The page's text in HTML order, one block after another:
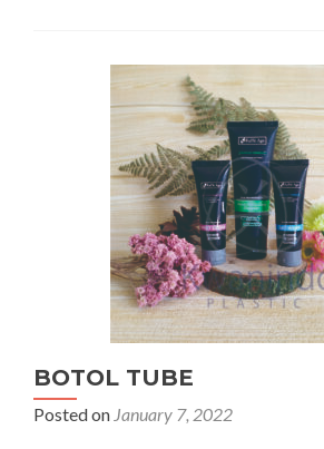
BOTOL TUBE
Posted on January 7, 2022